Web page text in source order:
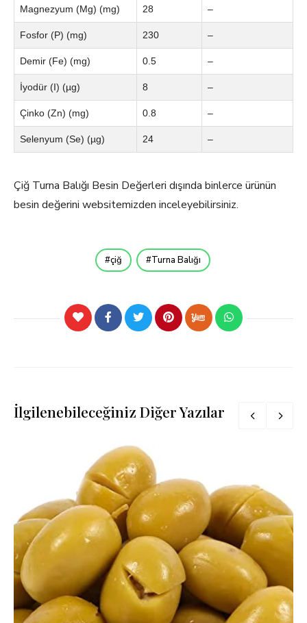
Magnezyum (Mg) (mg) 28 –
Fosfor (P) (mg) 230 –
Demir (Fe) (mg) 0.5 –
İyodür (I) (µg) 8 –
Çinko (Zn) (mg) 0.8 –
Selenyum (Se) (µg) 24 –
Çiğ Turna Balığı Besin Değerleri dışında binlerce ürünün
besin değerini websitemizden inceleyebilirsiniz.
çiğ Turna Balığı
İlgilenebileceğiniz Diğer Yazılar